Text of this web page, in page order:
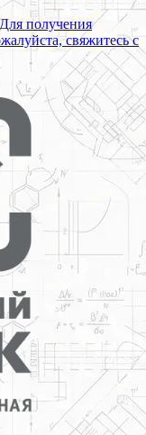
получения
свяжитесь с